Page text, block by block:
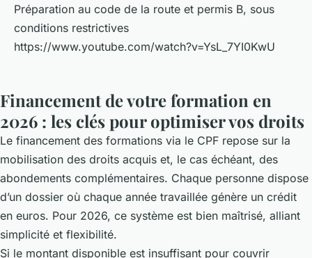
Préparation au code de la route et permis B, sous
conditions restrictives
https://www.youtube.com/watch?v=YsL_7YI0KwU
Financement de votre formation en
2026 : les clés pour optimiser vos droits
Le financement des formations via le CPF repose sur la
mobilisation des droits acquis et, le cas échéant, des
abondements complémentaires. Chaque personne dispose
d’un dossier où chaque année travaillée génère un crédit
en euros. Pour 2026, ce système est bien maîtrisé, alliant
simplicité et flexibilité.
Si le montant disponible est insuffisant pour couvrir